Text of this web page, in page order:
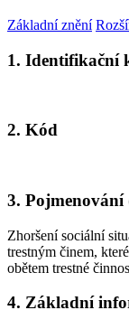
Základní znění
1. Identifikační
2. Kód
3. Pojmenování
Zhoršení sociální
trestným činem,
obětem trestné
4. Základní